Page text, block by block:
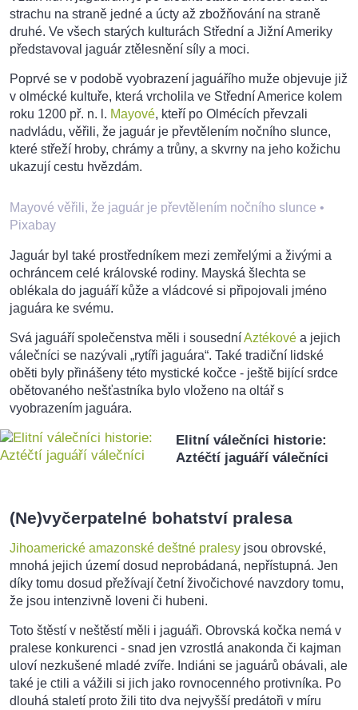
strachu na straně jedné a úcty až zbožňování na straně
druhé. Ve všech starých kulturách Střední a Jižní Ameriky
představoval jaguár ztělesnění síly a moci.
Poprvé se v podobě vyobrazení jaguářího muže objevuje již
v olmécké kultuře, která vrcholila ve Střední Americe kolem
roku 1200 př. n. l. Mayové, kteří po Olmécích převzali
nadvládu, věřili, že jaguár je převtělením nočního slunce,
které střeží hroby, chrámy a trůny, a skvrny na jeho kožichu
ukazují cestu hvězdám.
Mayové věřili, že jaguár je převtělením nočního slunce •
Pixabay
Jaguár byl také prostředníkem mezi zemřelými a živými a
ochráncem celé královské rodiny. Mayská šlechta se
oblékala do jaguáří kůže a vládcové si připojovali jméno
jaguára ke svému.
Svá jaguáří společenstva měli i sousedníAztékové a jejich
válečníci se nazývali „rytíři jaguára“. Také tradiční lidské
oběti byly přinášeny této mystické kočce - ještě bijící srdce
obětovaného nešťastníka bylo vloženo na oltář s
vyobrazením jaguára.
Elitní válečníci historie:
Aztéčtí jaguáří válečníci
(Ne)vyčerpatelné bohatství pralesa
Jihoamerické amazonské deštné pralesy jsou obrovské,
mnohá jejich území dosud neprobádaná, nepřístupná. Jen
díky tomu dosud přežívají četní živočichové navzdory tomu,
že jsou intenzivně loveni či hubeni.
Toto štěstí v neštěstí měli i jaguáři. Obrovská kočka nemá v
pralese konkurenci - snad jen vzrostlá anakonda či kajman
uloví nezkušené mladé zvíře. Indiáni se jaguárů obávali, ale
také je ctili a vážili si jich jako rovnocenného protivníka. Po
dlouhá staletí proto žili tito dva nejvyšší predátoři v míru